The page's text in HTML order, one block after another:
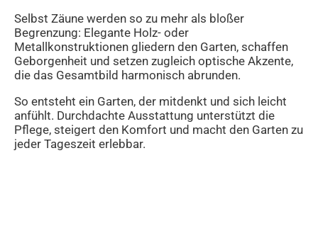
Selbst Zäune werden so zu mehr als bloßer
Begrenzung: Elegante Holz- oder
Metallkonstruktionen gliedern den Garten, schaffen
Geborgenheit und setzen zugleich optische Akzente,
die das Gesamtbild harmonisch abrunden.
So entsteht ein Garten, der mitdenkt und sich leicht
anfühlt. Durchdachte Ausstattung unterstützt die
Pflege, steigert den Komfort und macht den Garten zu
jeder Tageszeit erlebbar.